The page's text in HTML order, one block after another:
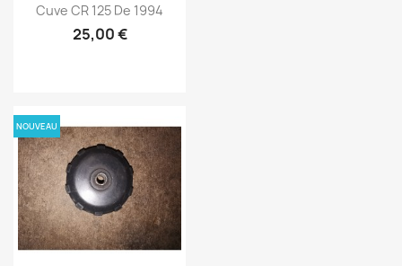
Cuve CR 125 De 1994
25,00 €
NOUVEAU